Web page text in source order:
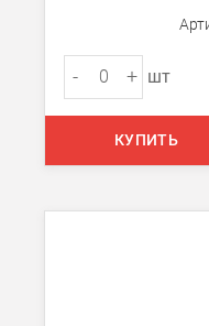
Транспортные
Мы можем отправить
Доставка до ТК от
При заказе менее
Подробнее обоплате и
- + шт
КУПИТЬ